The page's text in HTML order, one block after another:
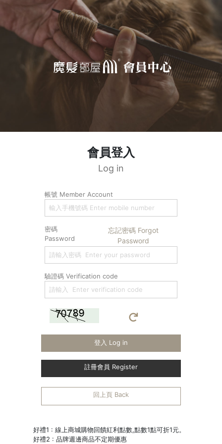
會員登入
Log in
帳號 Member Account
密碼
Password
忘記密碼 Forgot
Password
驗證碼 Verification code
登入 Log in
註冊會員 Register
回上頁 Back
好禮1 : 線上商城購物回饋紅利點數,點數1點可折1元。
好禮2 : 品牌週邊商品不定期優惠